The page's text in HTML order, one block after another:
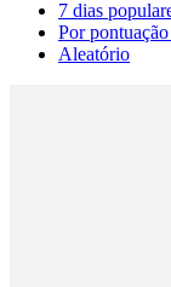
7 dias
Por
Aleatório